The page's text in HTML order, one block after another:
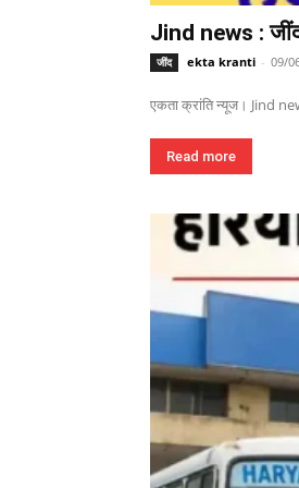
Jind news :
जींद ekta kranti - 09/
एकता क्रांति न्यूज। Jind
Read more